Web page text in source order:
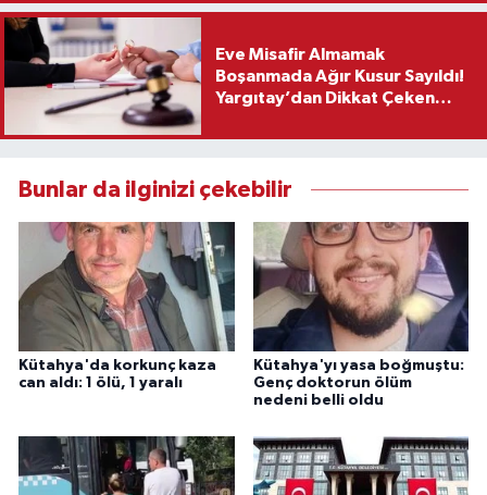
Eve Misafir Almamak
Boşanmada Ağır Kusur Sayıldı!
Yargıtay’dan Dikkat Çeken
Bunlar da ilginizi çekebilir
Kütahya'da korkunç kaza
can aldı: 1 ölü, 1 yaralı
Kütahya'yı yasa boğmuştu:
Genç doktorun ölüm
nedeni belli oldu